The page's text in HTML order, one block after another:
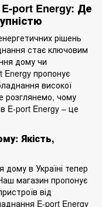
port Energy: Де
рішень
стає ключовим
дому чи
Energy пропонує
високої
розглянемо, чому
E-port Energy – це
Якість,
в Україні тепер
магазин пропонує
від
E-port Energy